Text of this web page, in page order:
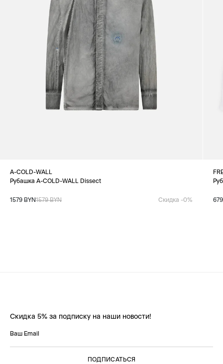
A-COLD-WALL
Рубашка A-COLD-WALL Dissect
1579 BYN1579 BYN Скидка -0%
Скидка 5% за подписку на наши новости!
ПОДПИСАТЬСЯ